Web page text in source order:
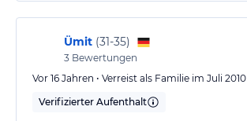
wirklich für den Preis nicht meckern.
Ümit (31-35)
3 Bewertungen
Vor 16 Jahren • Verreist als Familie im Juli 2010
Verifizierter Aufenthalt